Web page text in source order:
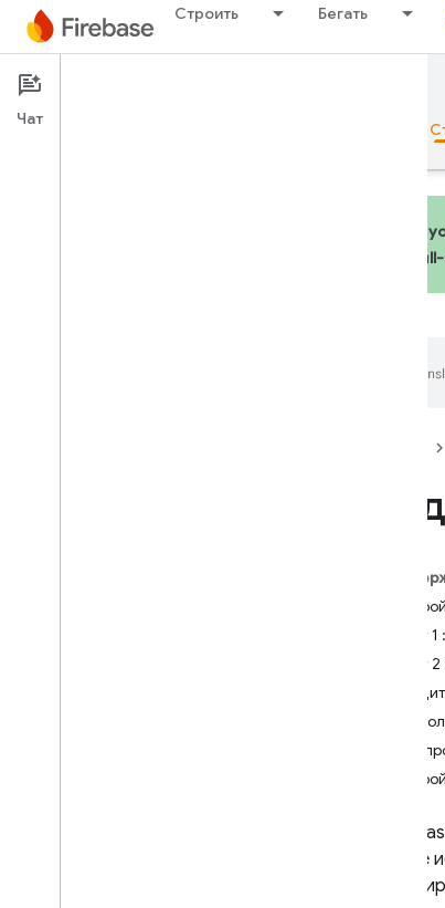
Строить Бегать
Documentation
Обзор
If
Шаг
Шаг
Ваш
можете
Чат